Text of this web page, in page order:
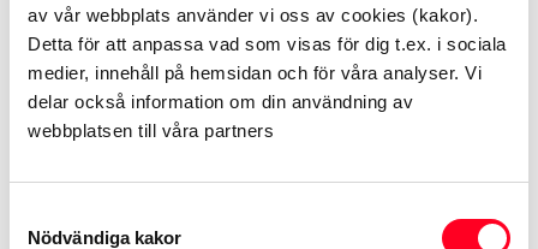
av vår webbplats använder vi oss av cookies (kakor).
Detta för att anpassa vad som visas för dig t.ex. i sociala
medier, innehåll på hemsidan och för våra analyser. Vi
delar också information om din användning av
webbplatsen till våra partners
Nödvändiga kakor
Finansiell Leasing
Leasing är en av de vanligaste och i många
avseenden den lämpligaste finansiella
näringsidkare.